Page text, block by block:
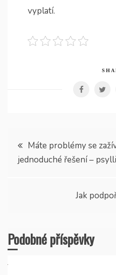
vyplatí.
Navigace
pro
Máte problémy se
jednoduché řešení –
Jak
Podobné příspěvky